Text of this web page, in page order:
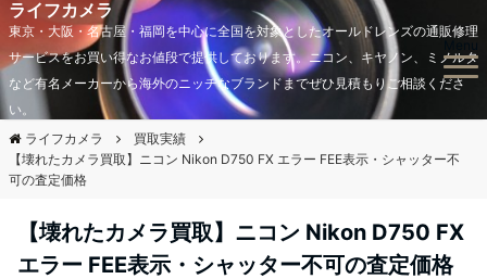
ライフカメラ
東京・大阪・名古屋・福岡を中心に全国を対象としたオールドレンズの通販修理
サービスをお買い得なお値段で提供しております。ニコン、キヤノン、ミノルタ
など有名メーカーから海外のニッチなブランドまでぜひ見積もりご相談くださ
い。
ライフカメラ
買取実績
【壊れたカメラ買取】ニコン Nikon D750 FX エラー FEE表示・シャッター不
可の査定価格
【壊れたカメラ買取】ニコン Nikon D750 FX
エラー FEE表示・シャッター不可の査定価格